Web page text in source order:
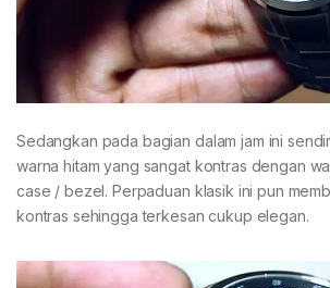
Sedangkan pada bagian dalam jam ini
warna hitam yang sangat kontras dengan
case / bezel. Perpaduan klasik ini pun
kontras sehingga terkesan cukup elegan.